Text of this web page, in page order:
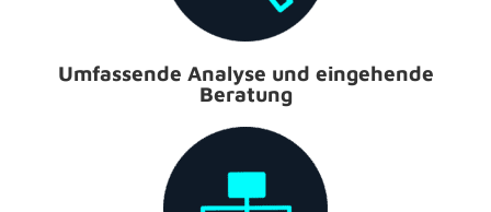
Umfassende Analyse und eingehende
Beratung